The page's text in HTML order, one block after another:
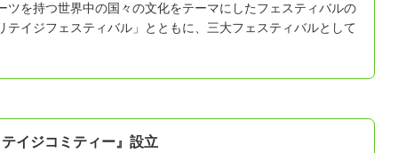
ツを持つ世界中の国々の文化をテーマにしたフェスティバルの
イジフェスティバル」とともに、三大フェスティバルとして
イジコミティー』設立